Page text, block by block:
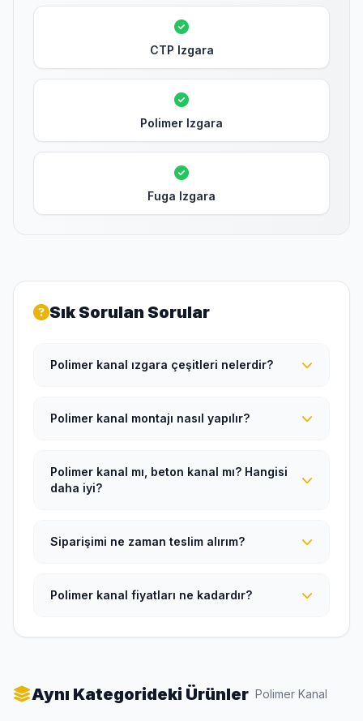
CTP Izgara
Polimer Izgara
Fuga Izgara
Sık Sorulan Sorular
Polimer kanal ızgara çeşitleri nelerdir?
Polimer kanal montajı nasıl yapılır?
Polimer kanal mı, beton kanal mı? Hangisi
daha iyi?
Siparişimi ne zaman teslim alırım?
Polimer kanal fiyatları ne kadardır?
Aynı Kategorideki Ürünler Polimer Kanal